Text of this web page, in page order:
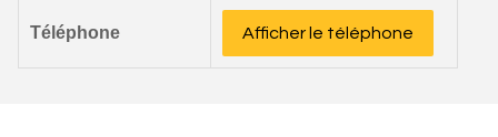
Téléphone Afficher le téléphone